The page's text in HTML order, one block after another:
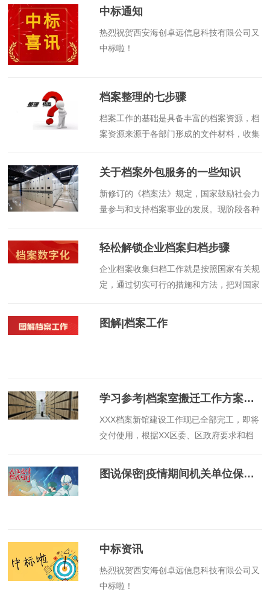
中标通知
​热烈祝贺西安海创卓远信息科技有限公司又
中标啦！
档案整理的七步骤
​档案工作的基础是具备丰富的档案资源，档
案资源来源于各部门形成的文件材料，收集
真正意义上的档案。怎么整理档案呢？严格
意义上来说，“整理档案”的说法并不准确，
档案是具有保存价值的历史记录，真正整理
的是文件材料，运转完毕的文件材料经过规
入库后才是档案。
关于档案外包服务的一些知识
​新修订的《档案法》规定，国家鼓励社会力
量参与和支持档案事业的发展。现阶段各种
入到档案事业中，为档案事业的创新发展贡
献着巨大的力量。随着社会的不断发展，机
关单位的事务性工作越来越多，每名工作人
员的业务内容越加繁重，很多部门都反映缺
员，配备档案管理用房的问题呢？可以委托
轻松解锁企业档案归档步骤
​企业档案收集归档工作就是按照国家有关规
定，通过切实可行的措施和方法，把对国家
中到企业档案管理部门，使他们得到安全保
存的工作。
图解|档案工作
学习参考|档案室搬迁工作方案（例）
​XXX档案新馆建设工作现已全部完工，即将
交付使用，根据XX区委、区政府要求和档
部搬迁工作，此次搬迁任务繁重、责任重
大，为保证搬迁工作安全、规范、有序、高
图说保密|疫情期间机关单位保密须知
中标资讯
​热烈祝贺西安海创卓远信息科技有限公司又
中标啦！